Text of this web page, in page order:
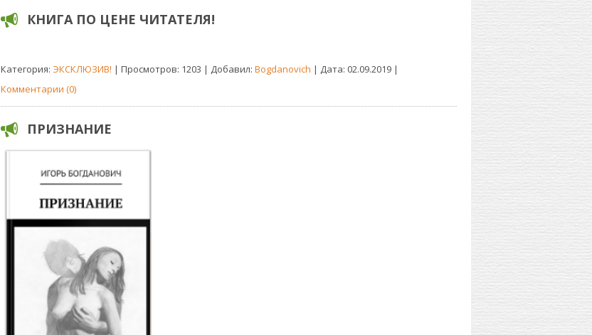
КНИГА ПО ЦЕНЕ ЧИТАТЕЛЯ!
Категория: ЭКСКЛЮЗИВ! | Просмотров: 1203 | Добавил: Bogdanovich | Дата: 02.09.2019|
Комментарии (0)
ПРИЗНАНИЕ